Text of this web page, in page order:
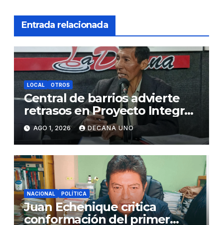
Entrada relacionada
LOCAL OTROS
Central de barrios advierte
retrasos en Proyecto Integral
de Agua y Alcantarillado para
Juliaca
AGO 1, 2026 DECANA UNO
NACIONAL POLÍTICA
Juan Echenique critica
conformación del primer